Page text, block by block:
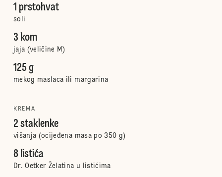
1 prstohvat
soli
3 kom
jaja (veličine M)
125 g
mekog maslaca ili margarina
KREMA
2 staklenke
višanja (ocijeđena masa po 350 g)
8 listića
Dr. Oetker Želatina u listićima